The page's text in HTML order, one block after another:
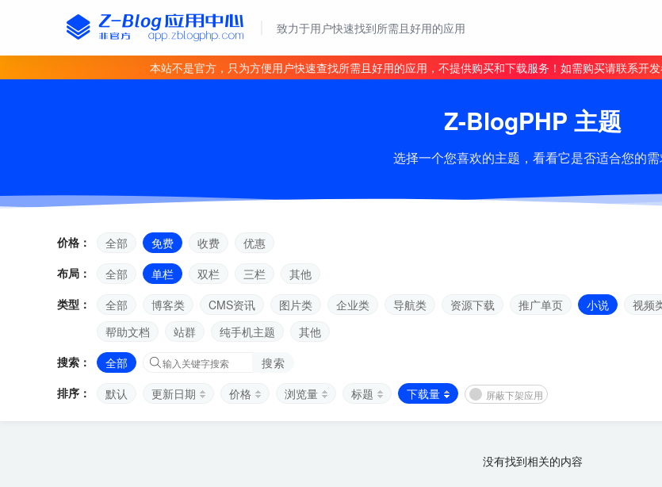
致力于用户快速找到所需且好用的应用
本站不是官方，只为方便用户快速查找所需且好用的应用，不提供购买和下载服务！如需购买请联系开
Z-BlogPHP 主题
选择一个您喜欢的主题，看看它是否适合您的
价格： 全部 免费 收费
优惠
布局：
全部 单栏 双栏 三栏
其他
类型：
全部 博客类 CMS资讯 图片类 企业类 导航类 资源下载 推广单页 小说 视频
帮助文档
站群 纯手机主题
其他
搜索：
全部
搜索
排序：
默认 更新日期 价格 浏览量 标题 下载量 屏蔽下架应用
没有找到相关的内容